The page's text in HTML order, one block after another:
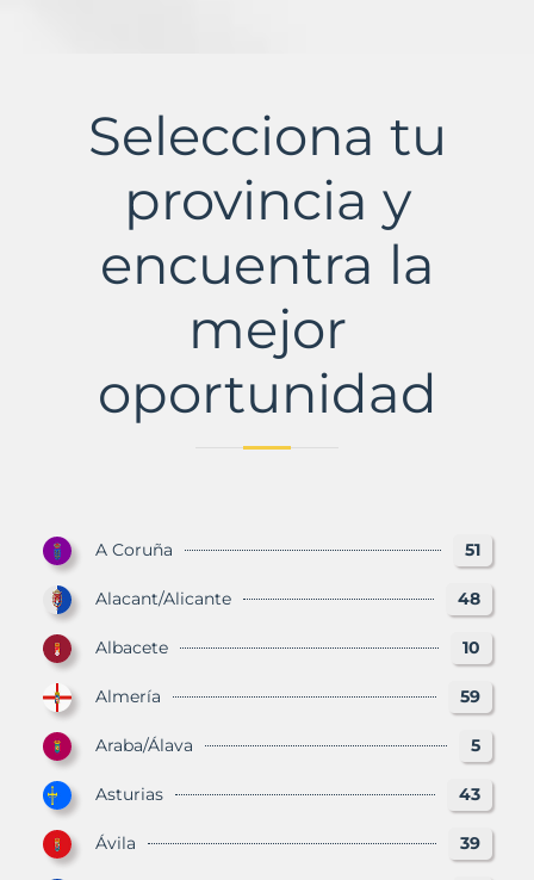
MunicipioSelecciona tu
provincia y
encuentra la
mejor
oportunidad
A Coruña 51
Alacant/Alicante 48
Albacete 10
Almería 59
Araba/Álava 5
Asturias 43
Ávila 39